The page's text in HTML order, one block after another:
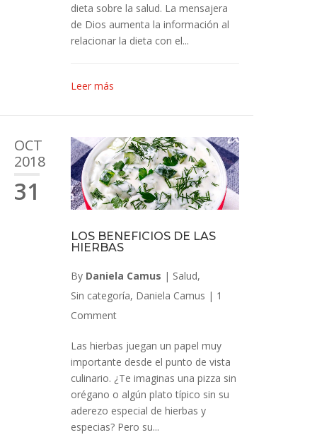
dieta sobre la salud. La mensajera
de Dios aumenta la información al
relacionar la dieta con el...
Leer más
OCT
2018
31
LOS BENEFICIOS DE LAS
HIERBAS
By Daniela Camus | Salud,
Sin categoría, Daniela Camus | 1
Comment
Las hierbas juegan un papel muy
importante desde el punto de vista
culinario. ¿Te imaginas una pizza sin
orégano o algún plato típico sin su
aderezo especial de hierbas y
especias? Pero su...